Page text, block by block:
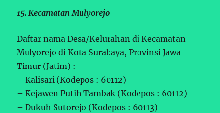
15. Kecamatan Mulyorejo
Daftar nama Desa/Kelurahan di Kecamatan
Mulyorejo di Kota Surabaya, Provinsi Jawa
Timur (Jatim) :
– Kalisari (Kodepos : 60112)
– Kejawen Putih Tambak (Kodepos : 60112)
– Dukuh Sutorejo (Kodepos : 60113)